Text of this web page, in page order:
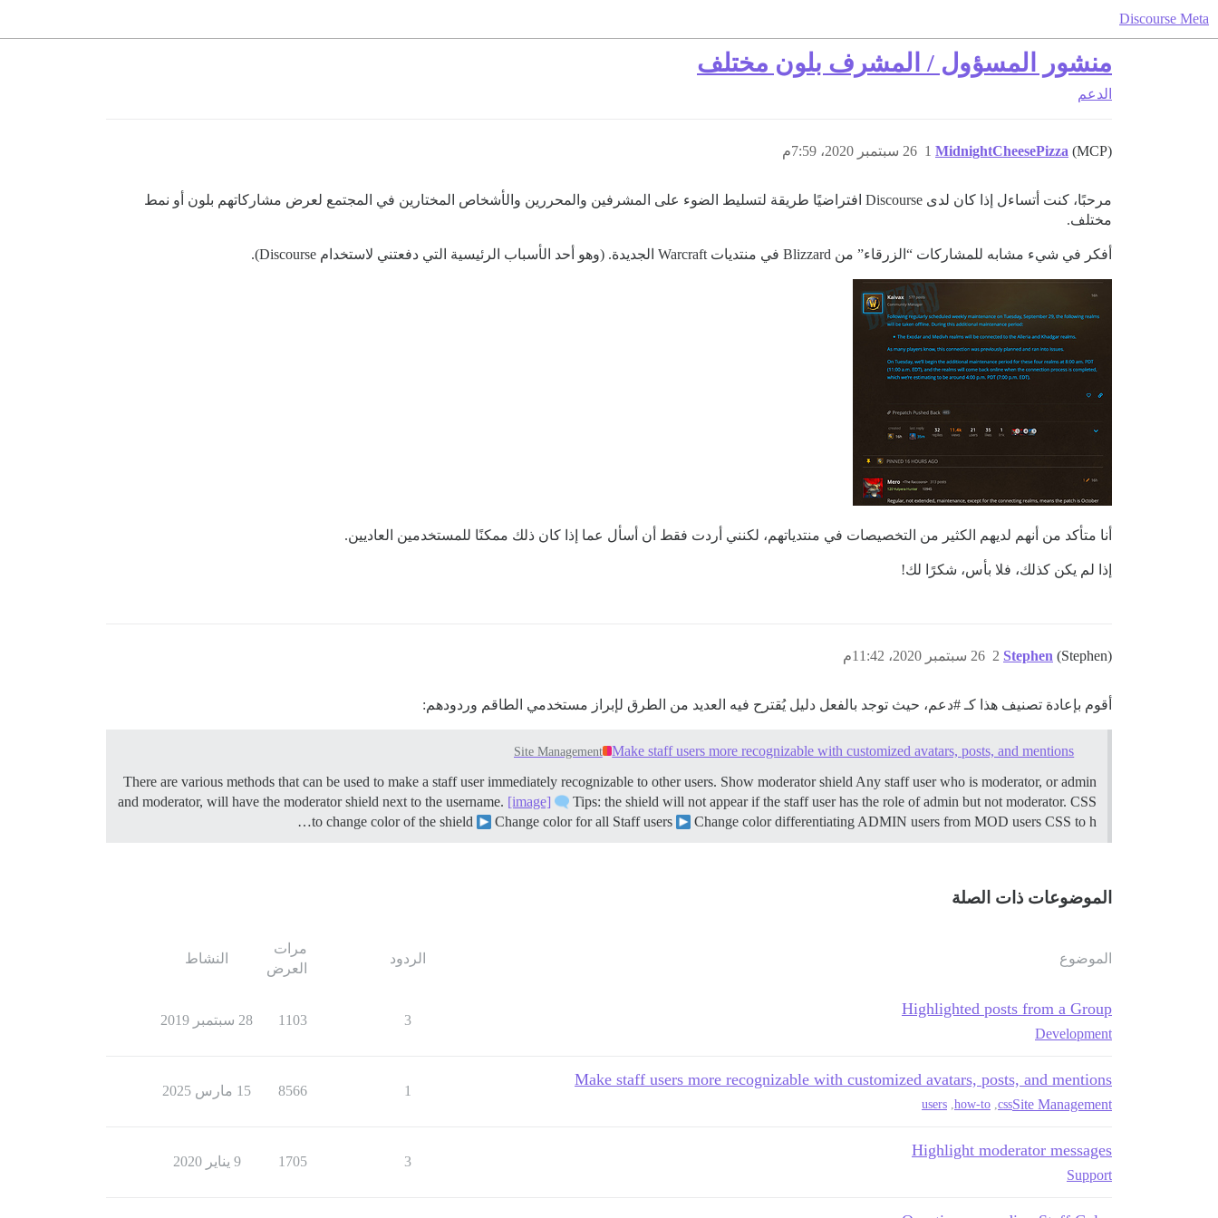
Discourse Meta
منشور المسؤول / المشرف بلون مختلف
الدعم
MidnightCheesePizza (MCP) 26 سبتمبر 2020، 7:59م 1
مرحبًا، كنت أتساءل إذا كان لدى Discourse افتراضيًا طريقة لتسليط الضوء على المشرفين والمحررين والأشخاص المختارين في المجتمع لعرض مشاركاتهم بلون أو نمط
مختلف.
أفكر في شيء مشابه للمشاركات “الزرقاء” من Blizzard في منتديات Warcraft الجديدة. (وهو أحد الأسباب الرئيسية التي دفعتني لاستخدام Discourse).
أنا متأكد من أنهم لديهم الكثير من التخصيصات في منتدياتهم، لكنني أردت فقط أن أسأل عما إذا كان ذلك ممكنًا للمستخدمين العاديين.
إذا لم يكن كذلك، فلا بأس، شكرًا لك!
Stephen (Stephen) 26 سبتمبر 2020، 11:42م 2
أقوم بإعادة تصنيف هذا كـ #دعم، حيث توجد بالفعل دليل يُقترح فيه العديد من الطرق لإبراز مستخدمي الطاقم وردودهم:
Make staff users more recognizable with customized avatars, posts, and mentions
Site Management
There are various methods that can be used to make a staff user immediately recognizable to other users. Show moderator shield Any staff user who is moderator, or admin
and moderator, will have the moderator shield next to the username. [image]
Tips: the shield will not appear if the staff user has the role of admin but not moderator. CSS
to change color of the shield
Change color for all Staff users Change color differentiating ADMIN users from MOD users CSS to h…
الموضوعات ذات الصلة
الموضوع الردود
مرات
العرض
النشاط
Highlighted posts from a Group
Development
3
1103 28 سبتمبر 2019
Make staff users more recognizable with customized avatars, posts, and mentions
Site Management
css
,
how-to
,
users
1
8566 15 مارس 2025
Highlight moderator messages
Support
3
1705 9 يناير 2020